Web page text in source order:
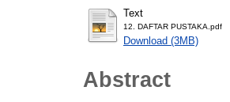
Text
12. DAFTAR PUSTAKA.pdf
Download (3MB)
Abstract